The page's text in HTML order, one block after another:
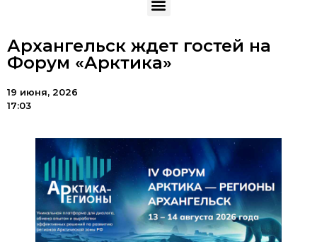
Архангельск ждет гостей на
Форум «Арктика»
19 июня, 2026
17:03